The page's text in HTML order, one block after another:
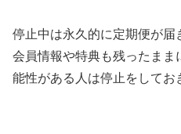
停止中は永久的に定期便が届
会員情報や特典も残ったま
能性がある人は停止をしてお